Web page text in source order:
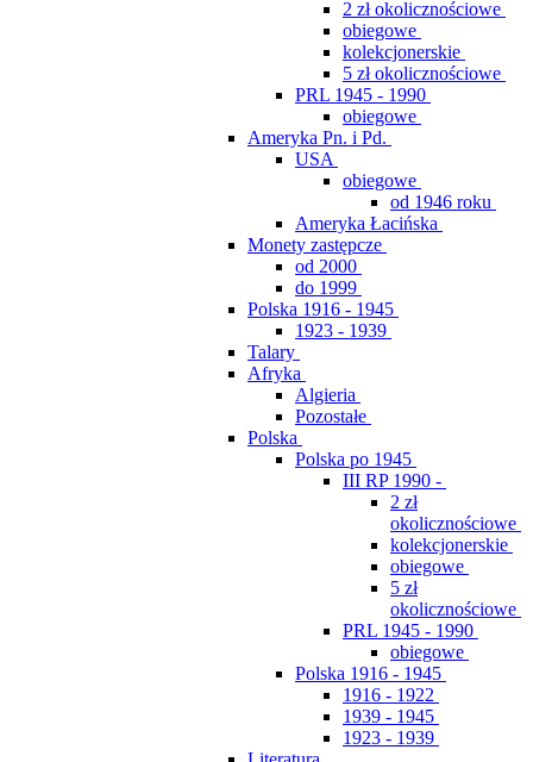
2 zł okolicznościowe
obiegowe
kolekcjonerskie
5 zł okolicznościowe
PRL 1945 - 1990
obiegowe
Ameryka Pn. i Pd.
USA
obiegowe
od 1946 roku
Ameryka Łacińska
Monety zastępcze
od 2000
do 1999
Polska 1916 - 1945
1923 - 1939
Talary
Afryka
Algieria
Pozostałe
Polska
Polska po 1945
III RP 1990 -
2 zł
okolicznościowe
kolekcjonerskie
obiegowe
5 zł
okolicznościowe
PRL 1945 - 1990
obiegowe
Polska 1916 - 1945
1916 - 1922
1939 - 1945
1923 - 1939